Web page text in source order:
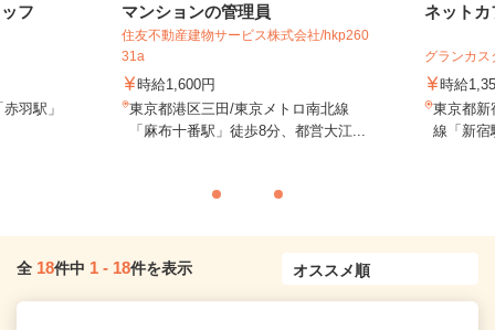
フ
羽駅」
マンションの管理員
住友不動産建物サービス株式会社/hkp260
31a
時給1,600円
東京都港区三田/東京メトロ南北線
「麻布十番駅」徒歩8分、都営大江...
ネットカ
グランカ
時給
東京都新
線「新宿
全 18件中 1 - 18件を表示